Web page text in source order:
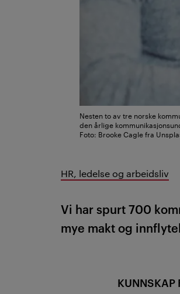
Nesten to av tre norske
den årlige
Foto: Brooke Cagle fra
HR, ledelse og arbeidsliv
Vi har spurt 700
mye makt og
KUNNSKAP